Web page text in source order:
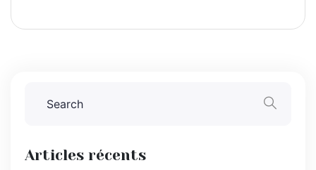
Articles récents